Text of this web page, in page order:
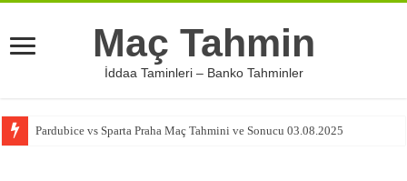
Maç Tahmin
İddaa Taminleri – Banko Tahminler
Pardubice vs Sparta Praha Maç Tahmini ve Sonucu 03.08.2025